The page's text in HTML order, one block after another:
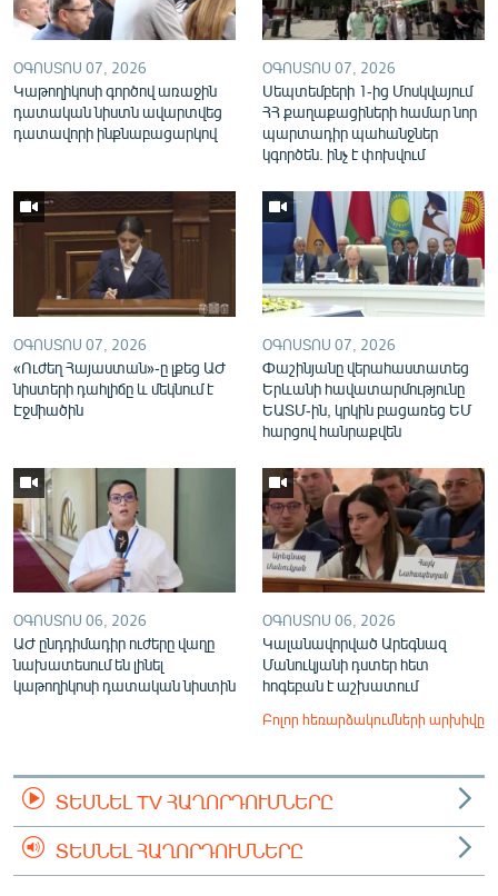
ՀԵՏԵՎԵՔ ՄԵԶ
«Ազատության» բոլոր կայքերը
ՕԳՈՍՏՈՍ 07, 2026
Կաթողիկոսի գործով առաջին
դատական նիստն ավարտվեց
դատավորի ինքնաբացարկով
ՕԳՈՍՏՈՍ 07, 2026
Սեպտեմբերի 1-ից Մոսկվայում
ՀՀ քաղաքացիների համար նոր
պարտադիր պահանջներ
կգործեն. ինչ է փոխվում
ՕԳՈՍՏՈՍ 07, 2026
«Ուժեղ Հայաստան»-ը լքեց ԱԺ
նիստերի դահլիճը և մեկնում է
Էջմիածին
ՕԳՈՍՏՈՍ 07, 2026
Փաշինյանը վերահաստատեց
Երևանի հավատարմությունը
ԵԱՏՄ-ին, կրկին բացառեց ԵՄ
հարցով հանրաքվեն
ՕԳՈՍՏՈՍ 06, 2026
ԱԺ ընդդիմադիր ուժերը վաղը
նախատեսում են լինել
կաթողիկոսի դատական նիստին
ՕԳՈՍՏՈՍ 06, 2026
Կալանավորված Արեգնազ
Մանուկյանի դստեր հետ
հոգեբան է աշխատում
Բոլոր հեռարձակումների արխիվը
ՏԵՍՆԵԼ TV ՀԱՂՈՐԴՈՒՄՆԵՐԸ
ՏԵՍՆԵԼ ՀԱՂՈՐԴՈՒՄՆԵՐԸ